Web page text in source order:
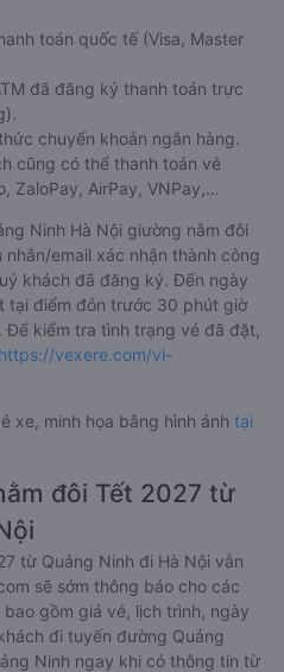
toán quốc tế (Visa, Master
đã đăng ký thanh toán trực
chuyển khoản ngân hàng.
cũng có thể thanh toán vé
ZaloPay, AirPay, VNPay,…
Ninh Hà Nội giường nằm đôi
email xác nhận thành công
khách đã đăng ký. Đến ngày
tại điểm đón trước 30 phút giờ
Để kiểm tra tình trạng vé đã đặt,
https://vexere.com/vi-
xe, minh họa bằng hình ảnh tại
đôi Tết 2027 từ
từ Quảng Ninh đi Hà Nội vẫn
sẽ sớm thông báo cho các
gồm giá vé, lịch trình, ngày
đi tuyến đường Quảng
Ninh ngay khi có thông tin từ